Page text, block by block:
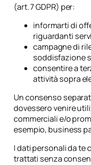
(art. 7 GDPR) per:
informarti di
riguardanti
campagne di
soddisfazione
consentire a
attività sopra
Un consenso
dovessero venire
commerciali e/o
esempio, business
I dati personali da te
trattati senza